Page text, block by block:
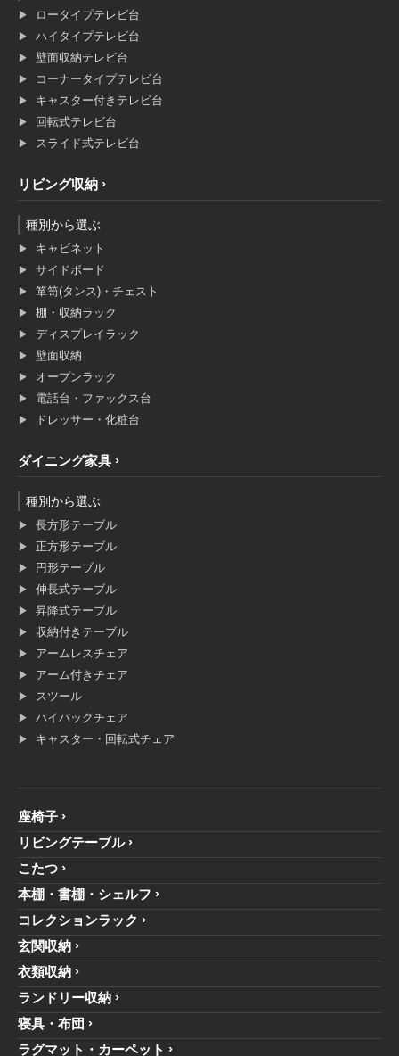
ロータイプテレビ台
ハイタイプテレビ台
壁面収納テレビ台
コーナータイプテレビ台
キャスター付きテレビ台
回転式テレビ台
スライド式テレビ台
リビング収納
種別から選ぶ
キャビネット
サイドボード
箪笥(タンス)・チェスト
棚・収納ラック
ディスプレイラック
壁面収納
オープンラック
電話台・ファックス台
ドレッサー・化粧台
ダイニング家具
種別から選ぶ
長方形テーブル
正方形テーブル
円形テーブル
伸長式テーブル
昇降式テーブル
収納付きテーブル
アームレスチェア
アーム付きチェア
スツール
ハイバックチェア
キャスター・回転式チェア
座椅子
リビングテーブル
こたつ
本棚・書棚・シェルフ
コレクションラック
玄関収納
衣類収納
ランドリー収納
寝具・布団
ラグマット・カーペット